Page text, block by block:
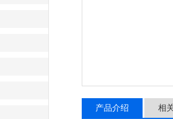
产品介绍 相